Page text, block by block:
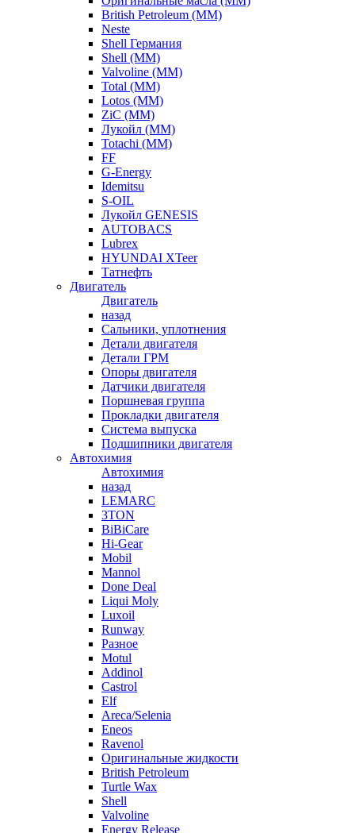
British Petroleum (ММ)
Neste
Shell Германия
Shell (ММ)
Valvoline (ММ)
Total (ММ)
Lotos (ММ)
ZiC (ММ)
Лукойл (ММ)
Totachi (MM)
FF
G-Energy
Idemitsu
S-OIL
Лукойл GENESIS
AUTOBACS
Lubrex
HYUNDAI XTeer
Татнефть
Двигатель
Двигатель
назад
Сальники, уплотнения
Детали двигателя
Детали ГРМ
Опоры двигателя
Датчики двигателя
Поршневая группа
Прокладки двигателя
Система выпуска
Подшипники двигателя
Автохимия
Автохимия
назад
LEMARC
3TON
BiBiCare
Hi-Gear
Mobil
Mannol
Done Deal
Liqui Moly
Luxoil
Runway
Разное
Motul
Addinol
Castrol
Elf
Areca/Selenia
Eneos
Ravenol
Оригинальные жидкости
British Petroleum
Turtle Wax
Shell
Valvoline
Energy Release